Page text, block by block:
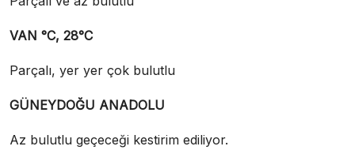
VAN °C, 28°C
Parçalı, yer yer çok bulutlu
GÜNEYDOĞU ANADOLU
Az bulutlu geçeceği kestirim ediliyor.